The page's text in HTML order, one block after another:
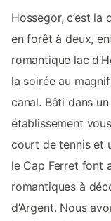
Hossegor, c’est
en forêt à deux,
romantique lac
la soirée au
canal. Bâti dans
établissement
court de tennis et
le Cap Ferret font
romantiques à
d’Argent. Nous